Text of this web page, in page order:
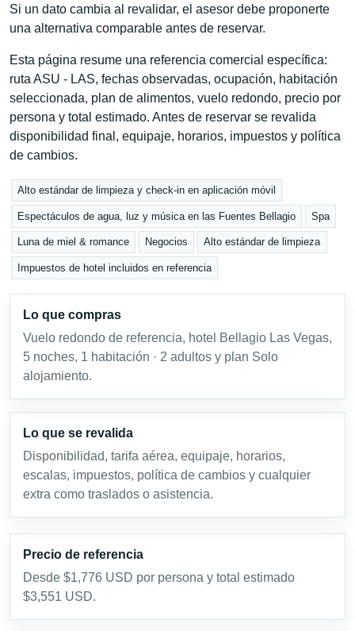
Si un dato cambia al revalidar, el asesor debe proponerte
una alternativa comparable antes de reservar.
Esta página resume una referencia comercial específica:
ruta ASU - LAS, fechas observadas, ocupación, habitación
seleccionada, plan de alimentos, vuelo redondo, precio por
persona y total estimado. Antes de reservar se revalida
disponibilidad final, equipaje, horarios, impuestos y política
de cambios.
Alto estándar de limpieza y check-in en aplicación móvil
Espectáculos de agua, luz y música en las Fuentes Bellagio Spa
Luna de miel & romance Negocios Alto estándar de limpieza
Impuestos de hotel incluidos en referencia
Lo que compras
Vuelo redondo de referencia, hotel Bellagio Las Vegas,
5 noches, 1 habitación · 2 adultos y plan Solo
alojamiento.
Lo que se revalida
Disponibilidad, tarifa aérea, equipaje, horarios,
escalas, impuestos, política de cambios y cualquier
extra como traslados o asistencia.
Precio de referencia
Desde $1,776 USD por persona y total estimado
$3,551 USD.